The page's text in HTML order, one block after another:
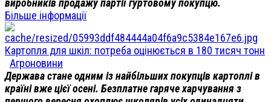
Більше інформації
Картопля для шкіл: потреба оцінюється в 180 тисяч тонн
Агроновини
Держава стане одним із найбільших покупців картоплі в
країні вже цієї осені. Безплатне гаряче харчування з